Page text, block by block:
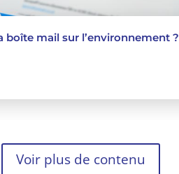
mail sur l’environnement ?
Voir plus de contenu